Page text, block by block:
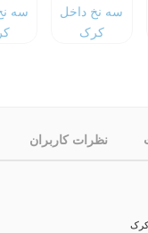
نظرات کاربران
کرک